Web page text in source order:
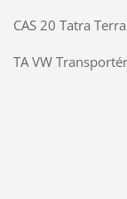
CAS 20 Tatra
TA VW